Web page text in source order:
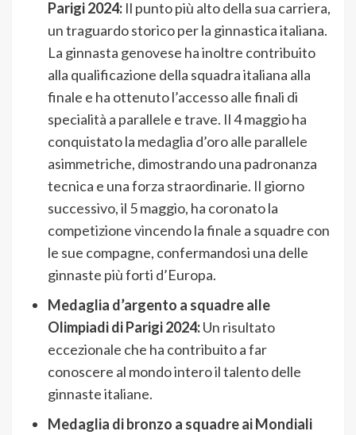
Parigi 2024: Il punto più alto della sua carriera,
un traguardo storico per la ginnastica italiana.
La ginnasta genovese ha inoltre contribuito
alla qualificazione della squadra italiana alla
finale e ha ottenuto l’accesso alle finali di
specialità a parallele e trave. Il 4 maggio ha
conquistato la medaglia d’oro alle parallele
asimmetriche, dimostrando una padronanza
tecnica e una forza straordinarie. Il giorno
successivo, il 5 maggio, ha coronato la
competizione vincendo la finale a squadre con
le sue compagne, confermandosi una delle
ginnaste più forti d’Europa.
Medaglia d’argento a squadre alle
Olimpiadi di Parigi 2024:Un risultato
eccezionale che ha contribuito a far
conoscere al mondo intero il talento delle
ginnaste italiane.
Medaglia di bronzo a squadre ai Mondiali